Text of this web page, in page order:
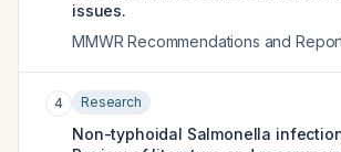
issues.
MMWR Recommendations and
4 Research
Non-typhoidal Salmonella